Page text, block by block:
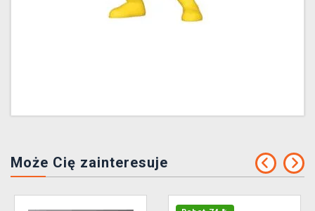
Może Cię zainteresuje